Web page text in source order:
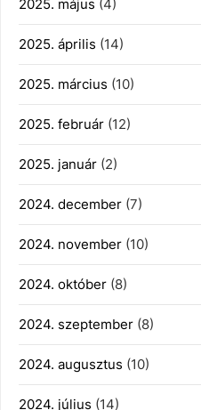
2025. május (4)
2025. április (14)
2025. március (10)
2025. február (12)
2025. január (2)
2024. december (7)
2024. november (10)
2024. október (8)
2024. szeptember (8)
2024. augusztus (10)
2024. július (14)